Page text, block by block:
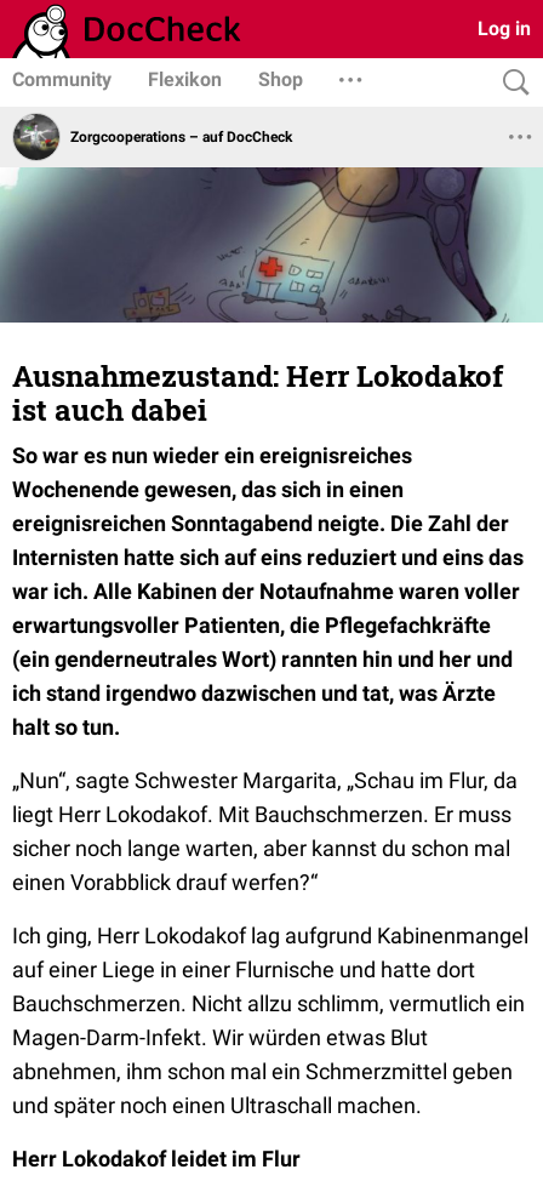
Log in
Community Flexikon Shop
Zorgcooperations – auf DocCheck
Ausnahmezustand: Herr Lokodakof
ist auch dabei
So war es nun wieder ein ereignisreiches
Wochenende gewesen, das sich in einen
ereignisreichen Sonntagabend neigte. Die Zahl der
Internisten hatte sich auf eins reduziert und eins das
war ich. Alle Kabinen der Notaufnahme waren voller
erwartungsvoller Patienten, die Pflegefachkräfte
(ein genderneutrales Wort) rannten hin und her und
ich stand irgendwo dazwischen und tat, was Ärzte
halt so tun.
„Nun“, sagte Schwester Margarita, „Schau im Flur, da
liegt Herr Lokodakof. Mit Bauchschmerzen. Er muss
sicher noch lange warten, aber kannst du schon mal
einen Vorabblick drauf werfen?“
Ich ging, Herr Lokodakof lag aufgrund Kabinenmangel
auf einer Liege in einer Flurnische und hatte dort
Bauchschmerzen. Nicht allzu schlimm, vermutlich ein
Magen-Darm-Infekt. Wir würden etwas Blut
abnehmen, ihm schon mal ein Schmerzmittel geben
und später noch einen Ultraschall machen.
Herr Lokodakof leidet im Flur